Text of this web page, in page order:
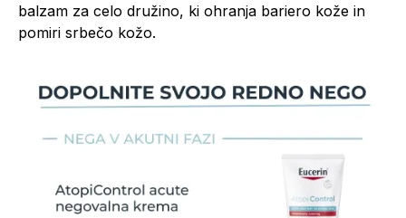
balzam za celo družino, ki ohranja bariero kože in
pomiri srbečo kožo.